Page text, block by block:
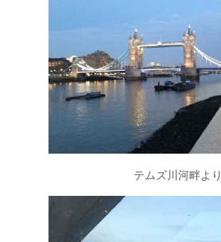
テムズ川河畔より